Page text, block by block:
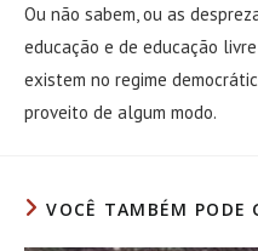
Ou não sabem, ou as
educação e de educação
existem no regime
proveito de algum modo.
VOCÊ TAMBÉM PODE